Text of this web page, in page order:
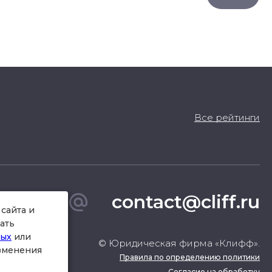
Все рейтинги
contact@cliff.ru
© Юридическая фирма «Клифф».
Правила по определению политики
и
или